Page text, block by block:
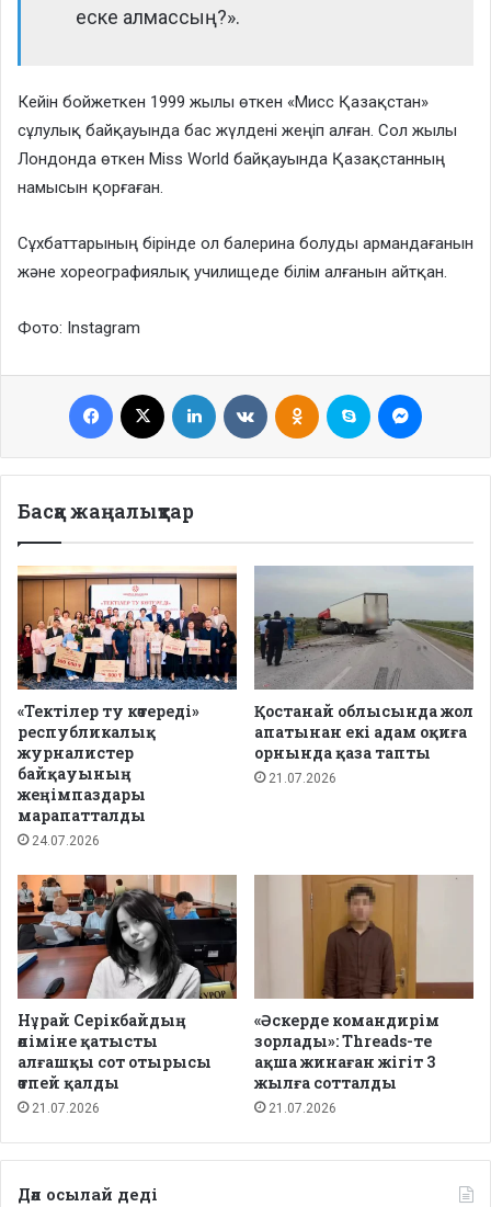
еске алмассың?».
Кейін бойжеткен 1999 жылы өткен «Мисс Қазақстан»
сұлулық байқауында бас жүлдені жеңіп алған. Сол жылы
Лондонда өткен Miss World байқауында Қазақстанның
намысын қорғаған.
Сұхбаттарының бірінде ол балерина болуды армандағанын
және хореографиялық училищеде білім алғанын айтқан.
Фото: Instagram
Facebook LinkedIn VKontakteOdnoklassniki
Skype
Басқа жаңалықтар
«Тектілер ту көтереді»
республикалық
журналистер
байқауының
жеңімпаздары
марапатталды
24.07.2026
Қостанай облысында жол
апатынан екі адам оқиға
орнында қаза тапты
21.07.2026
Нұрай Серікбайдың
өліміне қатысты
алғашқы сот отырысы
өтпей қалды
21.07.2026
«Әскерде командирім
зорлады»: Threads-те
ақша жинаған жігіт 3
жылға сотталды
21.07.2026
Дәл осылай деді